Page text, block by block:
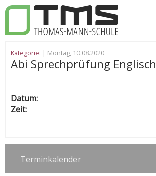
Kategorie: | Montag, 10.08.2020
Abi Sprechprüfung Englisch
Datum:
Zeit:
Terminkalender